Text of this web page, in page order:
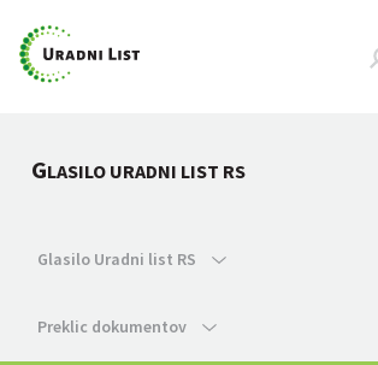
GLASILO URADNI LIST RS
Glasilo Uradni list RS
Preklic dokumentov